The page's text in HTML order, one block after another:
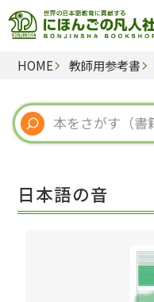
HOME 教師用参考書
日本語の音